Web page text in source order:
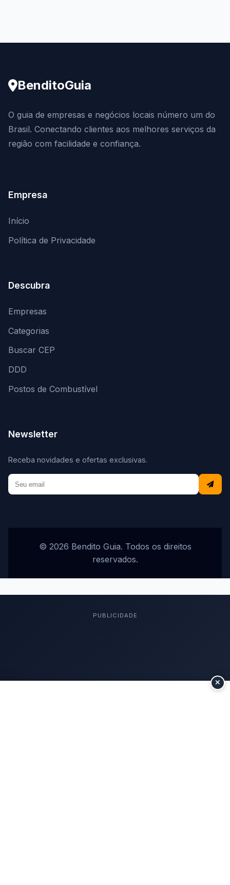
BenditoGuia
O guia de empresas e negócios locais número um do
Brasil. Conectando clientes aos melhores serviços da
região com facilidade e confiança.
Empresa
Início
Política de Privacidade
Descubra
Empresas
Categorias
Buscar CEP
DDD
Postos de Combustível
Newsletter
Receba novidades e ofertas exclusivas.
© 2026 Bendito Guia. Todos os direitos
reservados.